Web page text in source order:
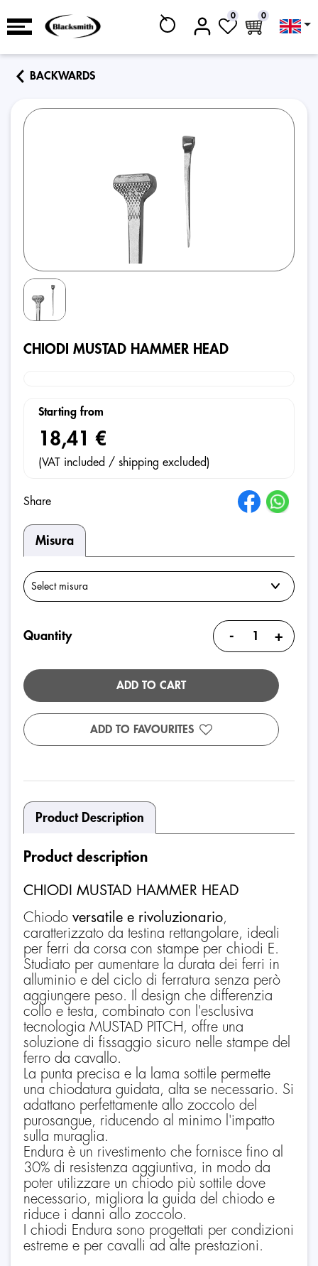
0 0
BACKWARDS
CHIODI MUSTAD HAMMER HEAD
Starting from
18,41 €
(VAT included / shipping excluded)
Share
Misura
Quantity - +
ADD TO CART
ADD TO FAVOURITES
Product Description
Product description
CHIODI MUSTAD HAMMER HEAD
Chiodo versatile e rivoluzionario,
caratterizzato da testina rettangolare, ideali
per ferri da corsa con stampe per chiodi E.
Studiato per aumentare la durata dei ferri in
alluminio e del ciclo di ferratura senza però
aggiungere peso. Il design che differenzia
collo e testa, combinato con l'esclusiva
tecnologia MUSTAD PITCH, offre una
soluzione di fissaggio sicuro nelle stampe del
ferro da cavallo.
La punta precisa e la lama sottile permette
una chiodatura guidata, alta se necessario. Si
adattano perfettamente allo zoccolo del
purosangue, riducendo al minimo l'impatto
sulla muraglia.
Endura è un rivestimento che fornisce fino al
30% di resistenza aggiuntiva, in modo da
poter utilizzare un chiodo più sottile dove
necessario, migliora la guida del chiodo e
riduce i danni allo zoccolo.
I chiodi Endura sono progettati per condizioni
estreme e per cavalli ad alte prestazioni.